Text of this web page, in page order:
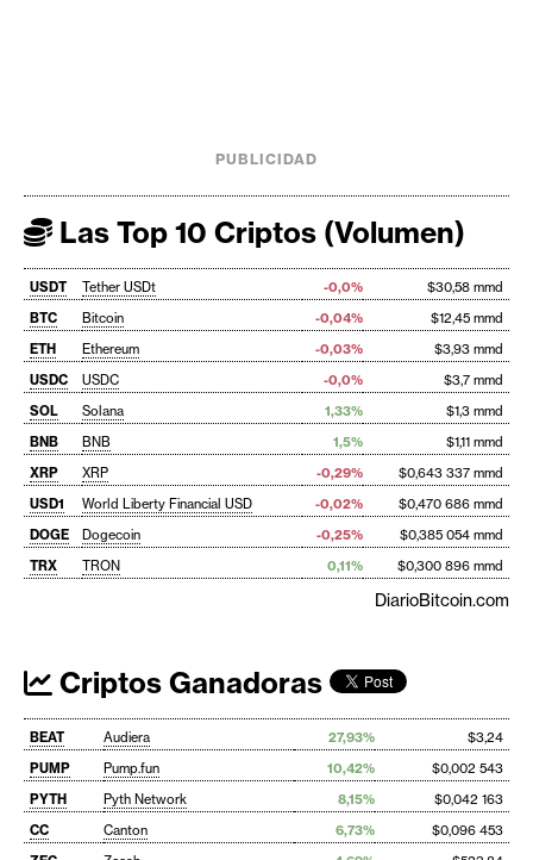
PUBLICIDAD
Las Top 10 Criptos (Volumen)
USDT Tether USDt -0,0%
$30,58 mmd
BTC
Bitcoin -0,04%
$12,45 mmd
ETH
Ethereum -0,03%
$3,93 mmd
USDC
USDC -0,0%
$3,7 mmd
SOL
Solana 1,33%
$1,3 mmd
BNB
BNB 1,5%
$1,11 mmd
XRP
XRP -0,29%
$0,643 337 mmd
USD1
World Liberty Financial USD -0,02%
$0,470 686 mmd
DOGE
Dogecoin -0,25%
$0,385 054 mmd
TRX
TRON 0,11% $0,300 896 mmd
DiarioBitcoin.com
Criptos Ganadoras
BEAT Audiera 27,93%
$3,24
PUMP
Pump.fun 10,42%
$0,002 543
PYTH
Pyth Network 8,15%
$0,042 163
CC
Canton 6,73%
$0,096 453